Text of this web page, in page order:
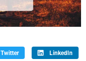
Twitter LinkedIn